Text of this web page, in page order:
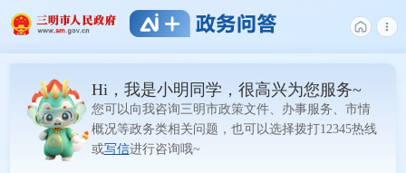
Hi，我是小明同学，很高兴为您服务~
您可以向我咨询三明市政策文件、办事服务、市情
概况等政务类相关问题，也可以选择拨打12345热线
或写信进行咨询哦~